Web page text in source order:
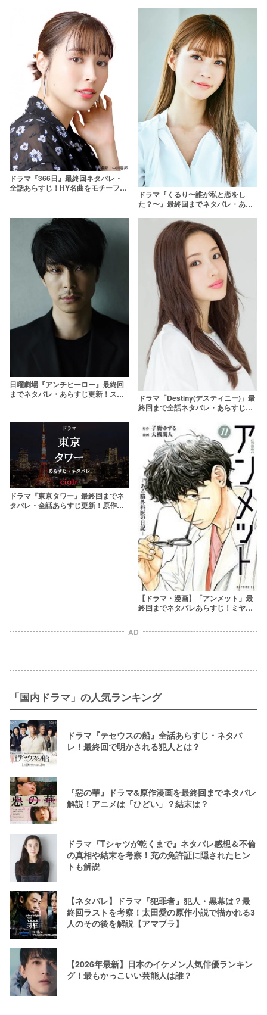
ドラマ『366日』最終回ネタバレ・
全話あらすじ！HY名曲をモチーフに
ドラマ『くるり〜誰が私と恋をし
た？〜』最終回までネタバレ・あら
日曜劇場『アンチヒーロー』最終回
までネタバレ・あらすじ更新！スト
ドラマ「Destiny(デスティニー)」最
終回まで全話ネタバレ・あらすじ更
ドラマ『東京タワー』最終回までネ
タバレ・全話あらすじ更新！原作と
【ドラマ・漫画】「アンメット」最
終回までネタバレあらすじ！ミヤビ
AD
「国内ドラマ」の人気ランキング
ドラマ『テセウスの船』全話あらすじ・ネタバ
レ！最終回で明かされる犯人とは？
『惡の華』ドラマ&原作漫画を最終回までネタバレ
解説！アニメは「ひどい」？結末は？
ドラマ『Tシャツが乾くまで』ネタバレ感想＆不倫
の真相や結末を考察！充の免許証に隠されたヒン
トも解説
【ネタバレ】ドラマ『犯罪者』犯人・黒幕は？最
終回ラストを考察！太田愛の原作小説で描かれる3
人のその後を解説【アマプラ】
【2026年最新】日本のイケメン人気俳優ランキン
グ！最もかっこいい芸能人は誰？